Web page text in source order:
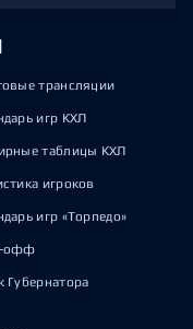
трансляции
игр КХЛ
таблицы КХЛ
игроков
игр «Торпедо»
офф
Губернатора